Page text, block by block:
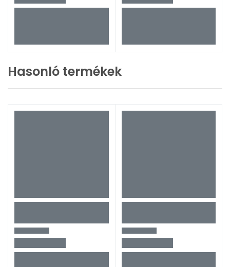
Hasonló termékek